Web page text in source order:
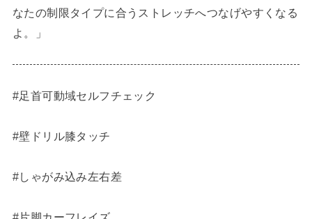
なたの制限タイプに合うストレッチへつなげやすくなる
よ。」
#足首可動域セルフチェック
#壁ドリル膝タッチ
#しゃがみ込み左右差